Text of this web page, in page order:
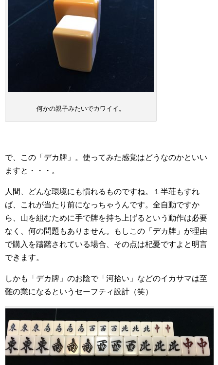
何かの親子みたいでカワイイ。
で、この「デカ牌」。使ってみた感覚はどうなのかといい
ますと・・・。
人間、どんな環境にも慣れるものですね。１半荘もすれ
ば、これが当たり前になっちゃうんです。全自動ですか
ら、山を組むために手で牌を持ち上げるという動作は必要
なく、何の問題もありません。もしこの「デカ牌」が理由
で購入を躊躇されている場合、その点は杞憂ですよと明言
できます。
しかも「デカ牌」のお陰で「河拾い」などのイカサマは至
難の業になるというセーフティ設計（笑）